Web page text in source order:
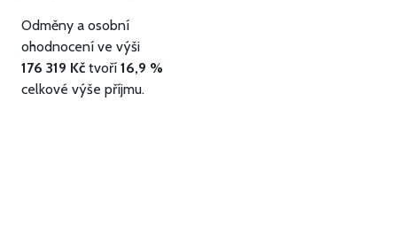
Odměny a osobní
ohodnocení ve výši
176 319 Kč tvoří 16,9 %
celkové výše příjmu.